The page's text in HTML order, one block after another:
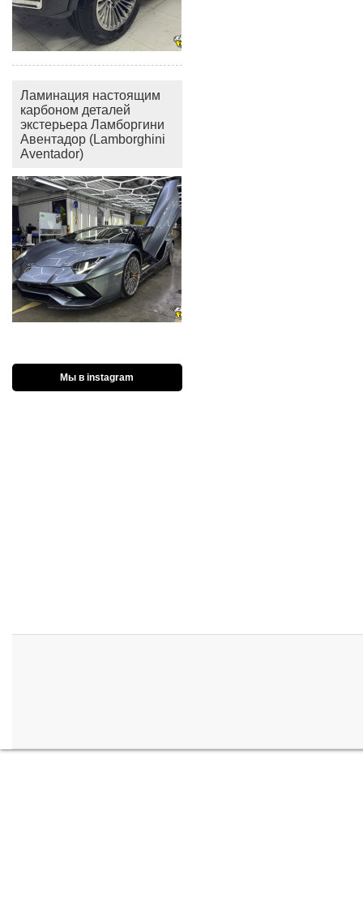
Ламинация настоящим
карбоном деталей
экстерьера Ламборгини
Авентадор (Lamborghini
Aventador)
Мы в instagram